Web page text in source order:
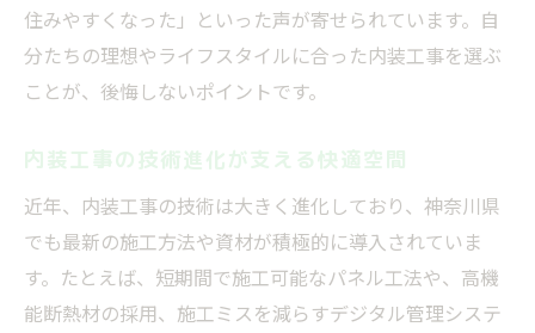
住みやすくなった」といった声が寄せられています。自
分たちの理想やライフスタイルに合った内装工事を選ぶ
ことが、後悔しないポイントです。
内装工事の技術進化が支える快適空間
近年、内装工事の技術は大きく進化しており、神奈川県
でも最新の施工方法や資材が積極的に導入されていま
す。たとえば、短期間で施工可能なパネル工法や、高機
能断熱材の採用、施工ミスを減らすデジタル管理システ